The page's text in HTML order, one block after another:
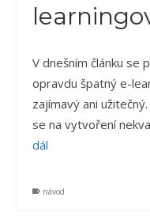
V dnešním článku se
opravdu špatný e-
zajímavý ani
se na vytvoření
dál
návod